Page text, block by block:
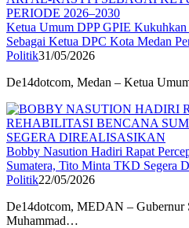
Ketua Umum DPP GPIE
Sebagai Ketua DPC Kota Medan
Politik31/05/2026
De14dotcom, Medan – Ketua
Bobby Nasution Hadiri Rapat
Sumatera, Tito Minta TKD Segera
Politik22/05/2026
De14dotcom, MEDAN – Gubernur
Muhammad…